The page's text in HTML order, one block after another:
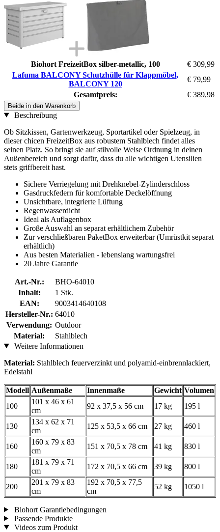
Biohort FreizeitBox silber-metallic, 100
€ 309,99
Lafuma BALCONY Schutzhülle für Klappmöbel,
BALCONY 120
€ 79,99
Gesamtpreis:
€ 389,98
Beide in den Warenkorb
Beschreibung
Ob Sitzkissen, Gartenwerkzeug, Sportartikel oder Spielzeug, in
dieser chicen FreizeitBox aus robustem Stahlblech findet alles
seinen Platz. So bringt sie auf stilvolle Weise Ordnung in deinen
Außenbereich und sorgt dafür, dass du alle wichtigen Utensilien
stets griffbereit hast.
Sichere Verriegelung mit Drehknebel-Zylinderschloss
Gasdruckfedern für komfortable Deckelöffnung
Unsichtbare, integrierte Lüftung
Regenwasserdicht
Ideal als Auflagenbox
Große Auswahl an separat erhältlichem Zubehör
Zur verschließbaren PaketBox erweiterbar (Umrüstkit separat
erhältlich)
Aus besten Materialien - lebenslang wartungsfrei
20 Jahre Garantie
Art.-Nr.:
BHO-64010
Inhalt:
1 Stk.
EAN:
9003414640108
Hersteller-Nr.: 64010
Verwendung: Outdoor
Material:
Stahlblech
Weitere Informationen
Material: Stahlblech feuerverzinkt und polyamid-einbrennlackiert,
Edelstahl
Modell Außenmaße Innenmaße Gewicht Volumen
100
101 x 46 x 61
cm
92 x 37,5 x 56 cm 17 kg 195 l
130
134 x 62 x 71
cm
125 x 53,5 x 66 cm 27 kg 460 l
160
160 x 79 x 83
cm
151 x 70,5 x 78 cm 41 kg 830 l
180
181 x 79 x 71
cm
172 x 70,5 x 66 cm 39 kg 800 l
200
201 x 79 x 83
cm
192 x 70,5 x 77,5
cm
52 kg 1050 l
Biohort Garantiebedingungen
Passende Produkte
Videos zum Produkt